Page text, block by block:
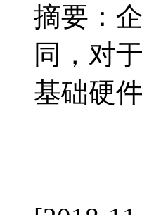
摘要：
同，对
基础硬